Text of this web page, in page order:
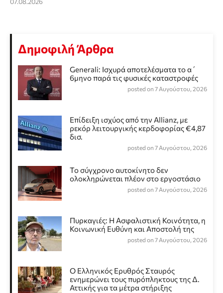
07.08.2026
Δημοφιλή Άρθρα
Generali: Ισχυρά αποτελέσματα το α΄
6μηνο παρά τις φυσικές καταστροφές
posted on 7 Αυγούστου, 2026
Επίδειξη ισχύος από την Allianz, με
ρεκόρ λειτουργικής κερδοφορίας €4,87
δισ.
posted on 7 Αυγούστου, 2026
Το σύγχρονο αυτοκίνητο δεν
ολοκληρώνεται πλέον στο εργοστάσιο
posted on 7 Αυγούστου, 2026
Πυρκαγιές: Η Ασφαλιστική Κοινότητα, η
Κοινωνική Ευθύνη και Αποστολή της
posted on 7 Αυγούστου, 2026
Ο Ελληνικός Ερυθρός Σταυρός
ενημερώνει τους πυρόπληκτους της Δ.
Αττικής για τα μέτρα στήριξης